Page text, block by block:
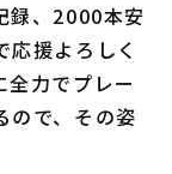
集（別ウィンドウで開く
録、2000本安
援よろしく
力でプレー
ので、その姿